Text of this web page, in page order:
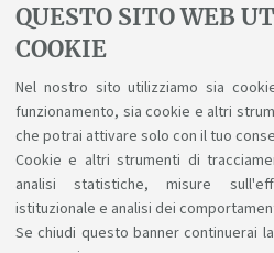
QUESTO SITO WEB
COOKIE
Nel nostro sito utilizziamo sia
funzionamento, sia cookie e altri
che potrai attivare solo con il tuo
Cookie e altri strumenti di
analisi statistiche, misure
istituzionale e analisi dei
Se chiudi questo banner continuerai
WIFI
Consigliera di Fiducia: un
discriminazioni, molestie
psicologiche